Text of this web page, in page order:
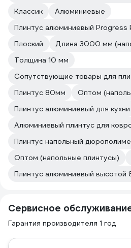
Классик
Алюминиевые
Плинтус алюминиевый Progress
Плоский
Длина 3000 мм
Толщина 10 мм
Сопутствующие товары для
Плинтус 80мм
Оптом
Плинтус алюминиевый для кухни
Алюминиевый плинтус для
Плинтус напольный
Оптом (напольные плинтусы)
Плинтус алюминиевый высотой
Сервисное
Гарантия производителя 1 год